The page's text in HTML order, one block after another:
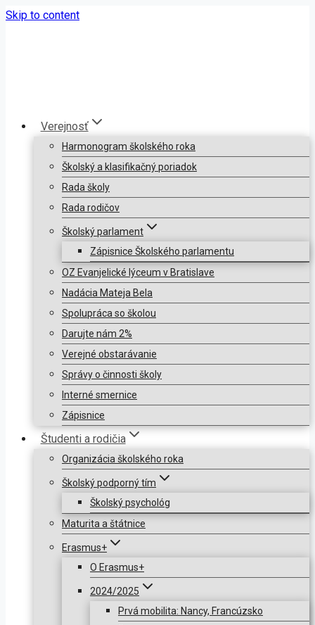
Skip to content
Verejnosť
Harmonogram školského roka
Školský a klasifikačný poriadok
Rada školy
Rada rodičov
Školský parlament
Zápisnice Školského parlamentu
OZ Evanjelické lýceum v Bratislave
Nadácia Mateja Bela
Spolupráca so školou
Darujte nám 2%
Verejné obstarávanie
Správy o činnosti školy
Interné smernice
Zápisnice
Študenti a rodičia
Organizácia školského roka
Školský podporný tím
Školský psychológ
Maturita a štátnice
Erasmus+
O Erasmus+
2024/2025
Prvá mobilita: Nancy, Francúzsko